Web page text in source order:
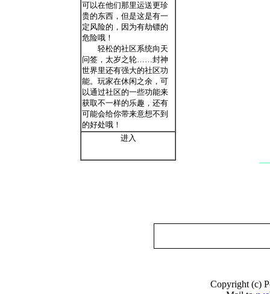
可以在他们那里运送更珍
贵的东西，但是这是有一
定风险的，因为有劫镖的
危险哦！
轻松的社区系统向天
问签，太岁之轮……封神
世界里还有强大的社区功
能。玩家在休闲之余，可
以通过社区的一些功能来
获取不一样的乐趣，还有
可能会给你带来意想不到
的好处哦！
进入
Copyright (c)